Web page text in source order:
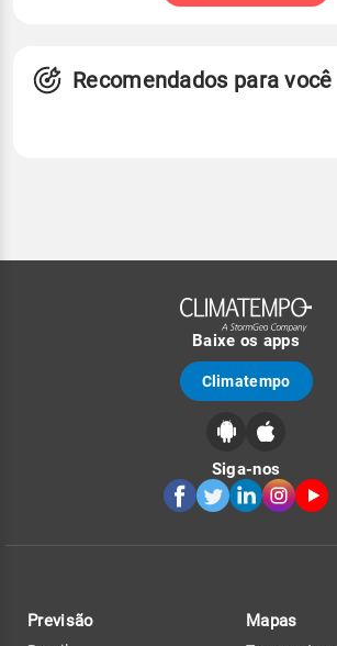
Recomendados para você
Baixe os apps
Climatempo
Siga-nos
Previsão Mapas